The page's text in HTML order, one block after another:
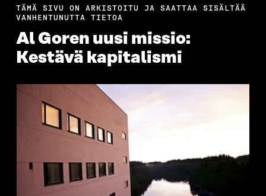
TÄMÄ SIVU ON ARKISTOITU JA SAATTAA SISÄLTÄÄ
VANHENTUNUTTA TIETOA
Al Goren uusi missio:
Kestävä kapitalismi